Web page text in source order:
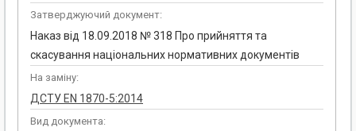
Затверджуючий документ:
Наказ від 18.09.2018 № 318 Про прийняття та
скасування національних нормативних документів
На заміну:
ДСТУ EN 1870-5:2014
Вид документа: